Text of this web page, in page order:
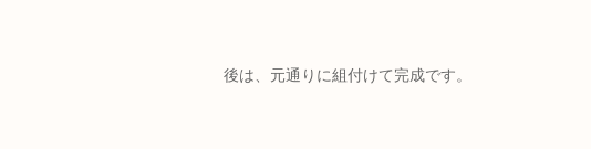
後は、元通りに組付けて完成です。